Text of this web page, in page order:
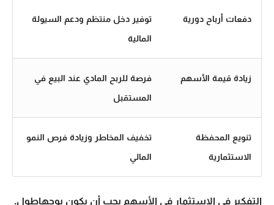
دفعات أرباح دورية
توفير دخل منتظم ودعم السيولة
المالية
زيادة قيمة الأسهم
فرصة للربح المادي عند البيع في
المستقبل
تنويع المحفظة
الاستثمارية
تخفيف المخاطر وزيادة فرص النمو
المالي
التفكير في الاستثمار في الأسهم يجب أن يكون بوجهاطول.